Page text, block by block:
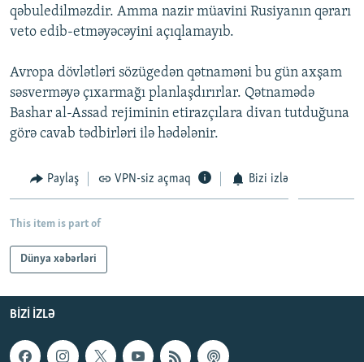
İNFOQRAFIKA
AZƏRBAYCAN ƏDƏBIYYATI KITABXANASI
İSLAM VƏ DEMOKRATIYA
İZ - MƏDƏNIYYƏT PROQRAMI
MISSIYAMIZ
PEŞƏ ETIKASI VƏ JURNALISTIKA STANDARTLARIMIZ
MATERIALLARIMIZDAN ISTIFADƏ
AZADLIQRADIOSU MOBIL TELEFONUNUZDA
BIZIMLƏ ƏLAQƏ
BIZI IZLƏ
RFE/RL-in bütün saytları
qəbuledilməzdir. Amma nazir müavini Rusiyanın qərarı
veto edib-etməyəcəyini açıqlamayıb.
Avropa dövlətləri sözügedən qətnaməni bu gün axşam
səsverməyə çıxarmağı planlaşdırırlar. Qətnamədə
Bashar al-Assad rejiminin etirazçılara divan tutduğuna
görə cavab tədbirləri ilə hədələnir.
Paylaş VPN-siz açmaq Bizi izlə
This item is part of
Dünya xəbərləri
BIZI IZLƏ